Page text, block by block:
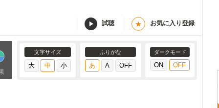
試聴 ★ お気に入り登録
文字サイズ ふりがな ダークモード